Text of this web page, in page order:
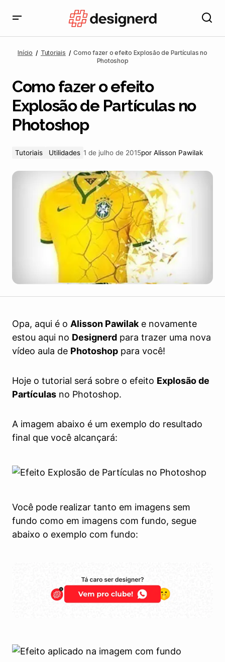
Photoshop
Início Tutoriais
Como fazer o efeito Explosão de Partículas no
Photoshop
Como fazer o efeito
Explosão de Partículas no
Photoshop
Tutoriais Utilidades 1 de julho de 2015por Alisson Pawilak
Opa, aqui é o Alisson Pawilak e novamente
estou aqui no Designerd para trazer uma nova
vídeo aula de Photoshop para você!
Hoje o tutorial será sobre o efeito Explosão de
Partículas no Photoshop.
A imagem abaixo é um exemplo do resultado
final que você alcançará:
Você pode realizar tanto em imagens sem
fundo como em imagens com fundo, segue
abaixo o exemplo com fundo: